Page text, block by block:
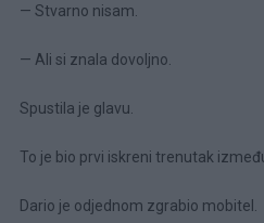
— Stvarno nisam.
— Ali si znala dovoljno.
Spustila je glavu.
To je bio prvi iskreni trenutak
Dario je odjednom zgrabio mobitel.